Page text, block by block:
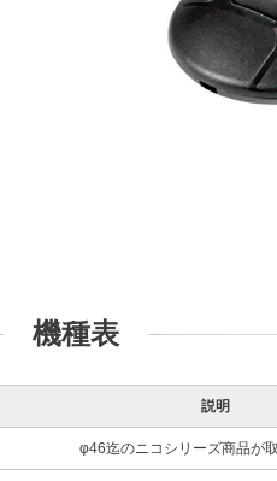
機種表
説明
φ46迄のニコシリーズ商品が